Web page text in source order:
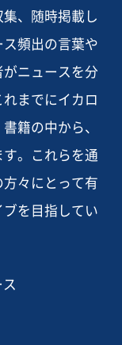
、随時掲載し
頻出の言葉や
ニュースを分
までにイカロ
籍の中から、
。これらを通
々にとって有
を目指してい